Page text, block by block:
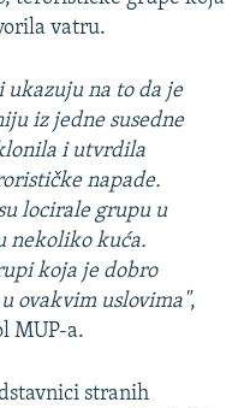
vatru.
ukazuju na to da je
iz jedne susedne
i utvrdila
napade.
locirale grupu u
nekoliko kuća.
koja je dobro
ovakvim uslovima",
MUP-a.
stranih